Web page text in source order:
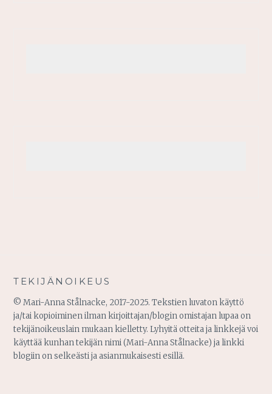
TEKIJÄNOIKEUS
© Mari-Anna Stålnacke, 2017-2025. Tekstien luvaton käyttö
ja/tai kopioiminen ilman kirjoittajan/blogin omistajan lupaa on
tekijänoikeuslain mukaan kielletty. Lyhyitä otteita ja linkkejä voi
käyttää kunhan tekijän nimi (Mari-Anna Stålnacke) ja linkki
blogiin on selkeästi ja asianmukaisesti esillä.